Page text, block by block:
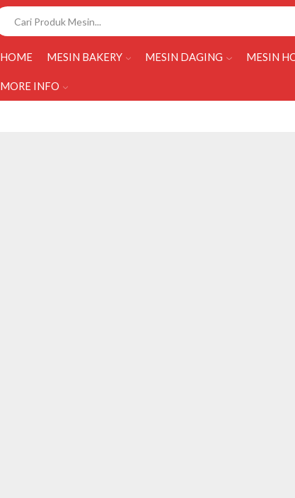
HOME MESIN BAKERY MESIN DAGING MESIN
MORE INFO